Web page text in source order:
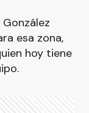
esa zona,
hoy tiene